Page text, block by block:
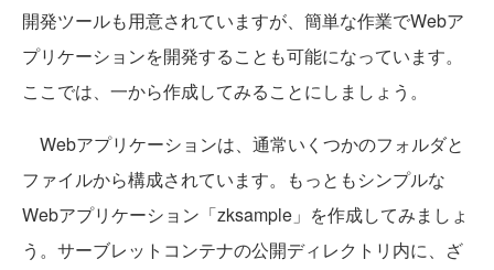
開発ツールも用意されていますが、簡単な作業でWebア
プリケーションを開発することも可能になっています。
ここでは、一から作成してみることにしましょう。
Webアプリケーションは、通常いくつかのフォルダと
ファイルから構成されています。もっともシンプルな
Webアプリケーション「zksample」を作成してみましょ
う。サーブレットコンテナの公開ディレクトリ内に、ざ